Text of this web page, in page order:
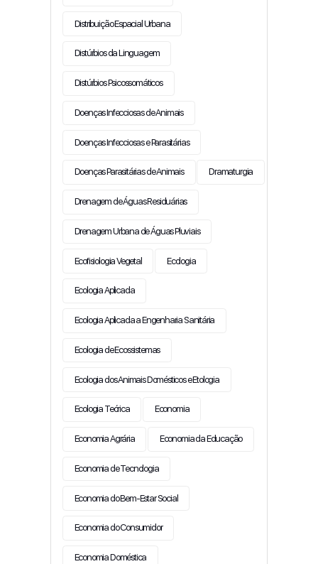
Distribuição Espacial Urbana
Distúrbios da Linguagem
Distúrbios Psicossomáticos
Doenças Infecciosas de Animais
Doenças Infecciosas e Parasitárias
Doenças Parasitárias de Animais Dramaturgia
Drenagem de Águas Residuárias
Drenagem Urbana de Águas Pluviais
Ecofisiologia Vegetal Ecologia
Ecologia Aplicada
Ecologia Aplicada a Engenharia Sanitária
Ecologia de Ecossistemas
Ecologia dos Animais Domésticos e Etologia
Ecologia Teórica Economia
Economia Agrária Economia da Educação
Economia de Tecnologia
Economia do Bem-Estar Social
Economia do Consumidor
Economia Doméstica